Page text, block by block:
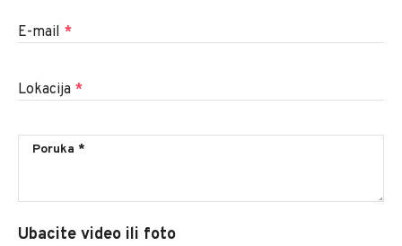
E-mail *
Lokacija *
Ubacite video ili foto